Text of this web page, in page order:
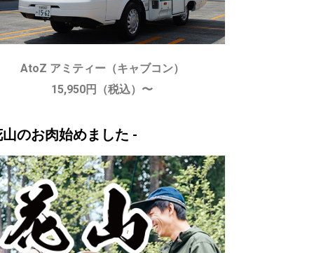
AtoZ アミティー（キャブコン）
15,950円（税込）〜
のお肉始めました -